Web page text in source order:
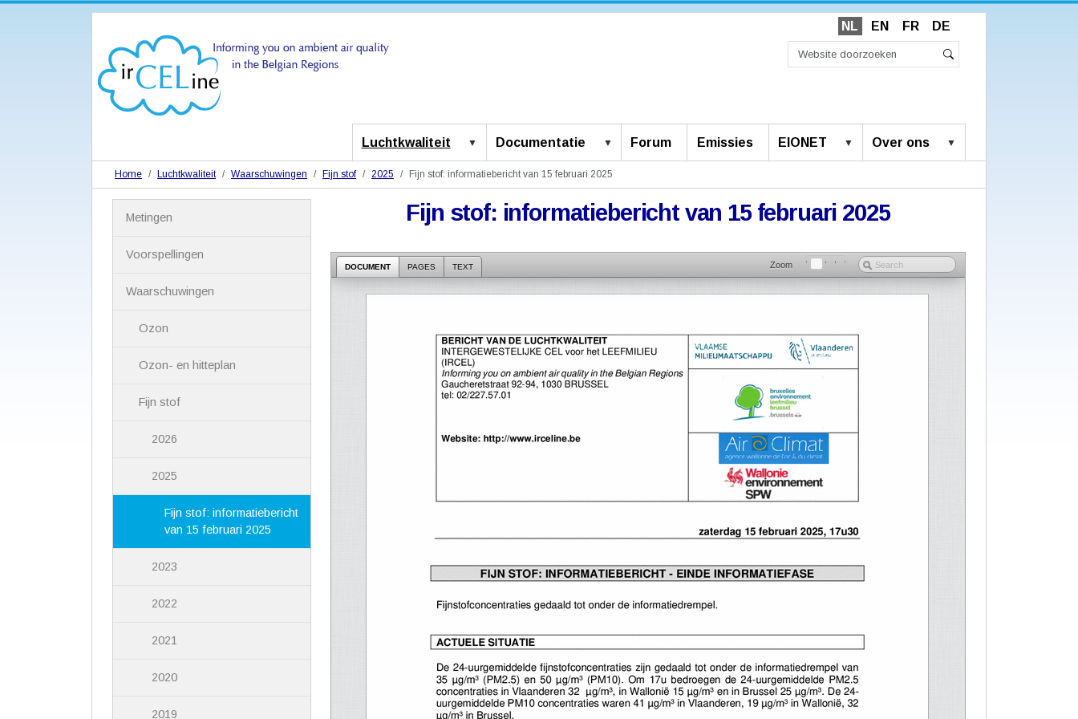
NL EN FR DE
Luchtkwaliteit Documentatie Forum Emissies EIONET Over ons
Home Luchtkwaliteit Waarschuwingen Fijn stof 2025 Fijn stof: informatiebericht van 15 februari 2025
Fijn stof: informatiebericht van 15 februari 2025
DOCUMENT PAGES TEXT Zoom
Metingen
Voorspellingen
Waarschuwingen
Ozon
Ozon- en hitteplan
Fijn stof
2026
2025
Fijn stof: informatiebericht
van 15 februari 2025
2023
2022
2021
2020
2019